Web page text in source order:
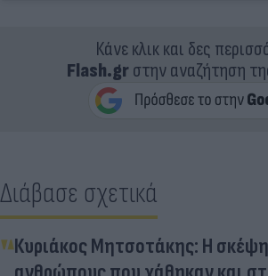
Κάνε κλικ και δες
Flash.grστην αναζήτηση
Διάβασε σχετικά
Κυριάκος Μητσοτάκης: Η